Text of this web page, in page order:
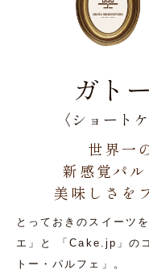
ガト
〈ショート
世界一
新感覚パ
美味しさを
とっておきのスイーツ
エ」と 「Cake.jp」の
トー・パルフェ」。